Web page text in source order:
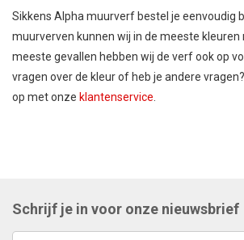
Sikkens Alpha muurverf bestel je eenvoudig
muurverven kunnen wij in de meeste kleuren
meeste gevallen hebben wij de verf ook op
vragen over de kleur of heb je andere
op met onze klantenservice.
Schrijf je in voor onze nieuwsbrief